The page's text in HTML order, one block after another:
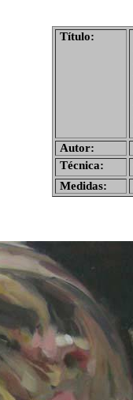
Título:
Autor:
Técnica:
Medidas: